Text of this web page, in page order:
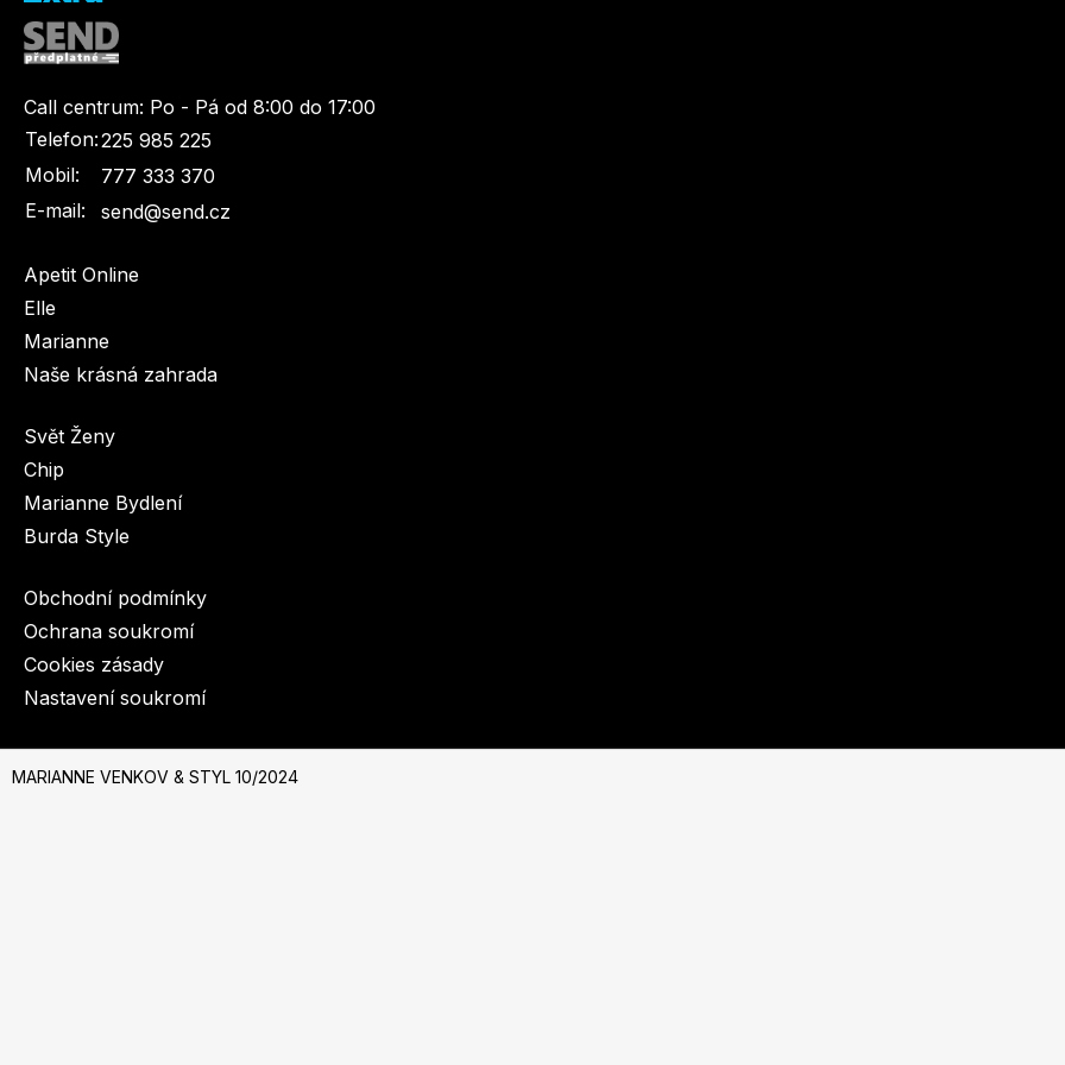
MARIANNE VENKOV & STYL 10/2024
Call centrum: Po - Pá od 8:00 do 17:00
Telefon:225 985 225
Mobil:
777 333 370
E-mail:
send@send.cz
Apetit Online
Elle
Marianne
Naše krásná zahrada
Svět Ženy
Chip
Marianne Bydlení
Burda Style
Obchodní podmínky
Ochrana soukromí
Cookies zásady
Nastavení soukromí